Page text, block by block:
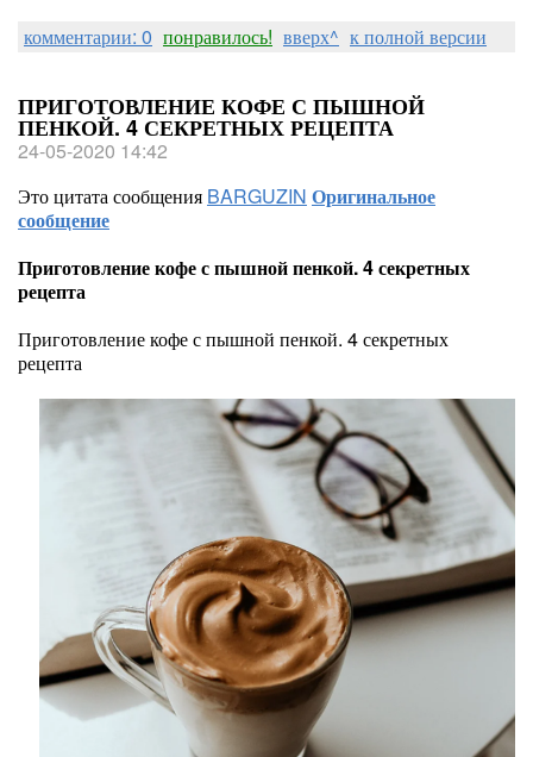
комментарии: 0 понравилось! вверх^ к полной версии
ПРИГОТОВЛЕНИЕ КОФЕ С ПЫШНОЙ
ПЕНКОЙ. 4 СЕКРЕТНЫХ РЕЦЕПТА
24-05-2020 14:42
Это цитата сообщения BARGUZIN Оригинальное
сообщение
Приготовление кофе с пышной пенкой. 4 секретных
рецепта
Приготовление кофе с пышной пенкой. 4 секретных
рецепта